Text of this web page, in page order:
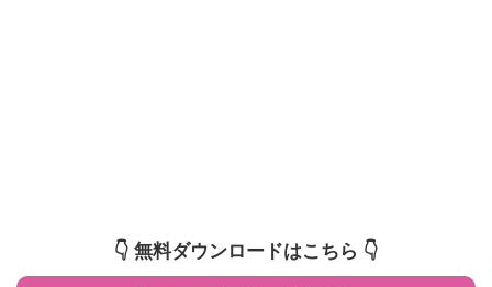
👇️ 無料ダウンロードはこちら 👇️